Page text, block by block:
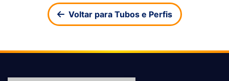
Voltar para Tubos e Perfis